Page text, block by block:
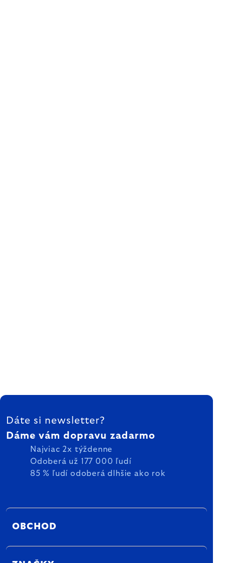
ZÁPÄTIE
Dáte si newsletter?
Dáme vám dopravu zadarmo
Najviac 2x týždenne
Odoberá už 177 000 ľudí
85 % ľudí odoberá dlhšie ako rok
OBCHOD